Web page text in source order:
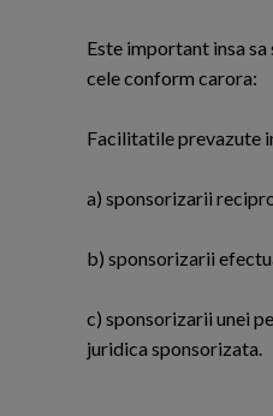
Este important insa
cele conform carora:
Facilitatile prevazute
a) sponsorizarii
b) sponsorizarii
c) sponsorizarii unei
juridica sponsorizata.